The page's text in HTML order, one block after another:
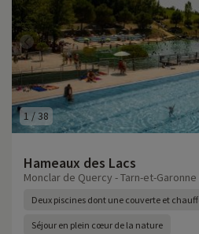
1 /38
Hameaux des Lacs
Monclar de Quercy - Tarn-et-Garonne
Deux piscines dont une couverte et
Séjour en plein cœur de la nature